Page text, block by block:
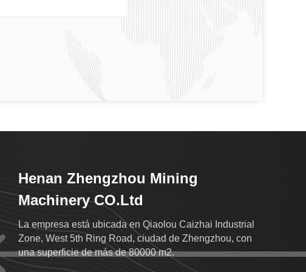
Henan Zhengzhou Mining
Machinery CO.Ltd
La empresa está ubicada en Qiaolou Caizhai Industrial
Zone, West 5th Ring Road, ciudad de Zhengzhou, con
una superficie de más de 80000 m2.